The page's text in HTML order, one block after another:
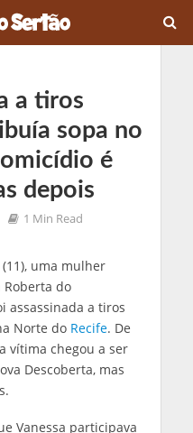
a tiros
sopa no
é
depois
1 Min Read
uma mulher
Roberta do
assassinada a tiros
Norte do Recife. De
vítima chegou a ser
Descoberta, mas
Vanessa participava